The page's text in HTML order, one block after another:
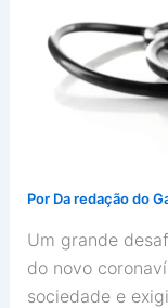
Por Da redação do
Um grande
do novo
sociedade e